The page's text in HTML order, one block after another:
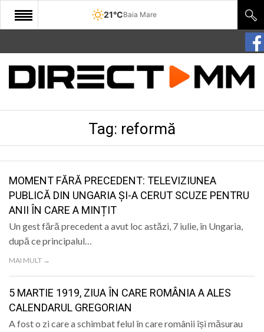
21°CBaia Mare
START
COMUNITATE
SANATATE
SPORT
SPECIAL
POLITIC
Tag: reformă
MOMENT FĂRĂ PRECEDENT: TELEVIZIUNEA
PUBLICĂ DIN UNGARIA ȘI-A CERUT SCUZE PENTRU
ANII ÎN CARE A MINȚIT
Un gest fără precedent a avut loc astăzi, 7 iulie, în Ungaria,
după ce principalul…
MAI MULT →
5 MARTIE 1919, ZIUA ÎN CARE ROMÂNIA A ALES
CALENDARUL GREGORIAN
A fost o zi care a schimbat felul în care românii își măsurau